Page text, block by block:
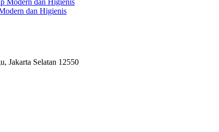
dan Higienis
Jakarta Selatan 12550